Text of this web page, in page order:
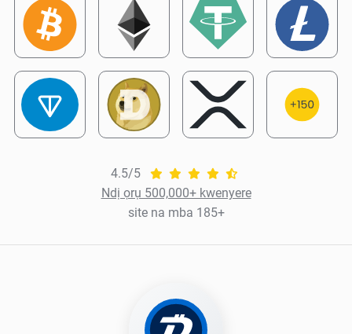
4.5/5
Ndị ọrụ 500,000+ kwenyere
site na mba 185+